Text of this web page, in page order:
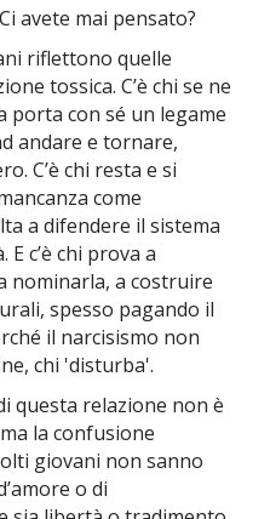
avete mai pensato?
riflettono quelle
tossica. C’è chi se ne
porta con sé un legame
andare e tornare,
C’è chi resta e si
come
a difendere il sistema
c’è chi prova a
nominarla, a costruire
spesso pagando il
il narcisismo non
chi 'disturba'.
questa relazione non è
la confusione
giovani non sanno
o di